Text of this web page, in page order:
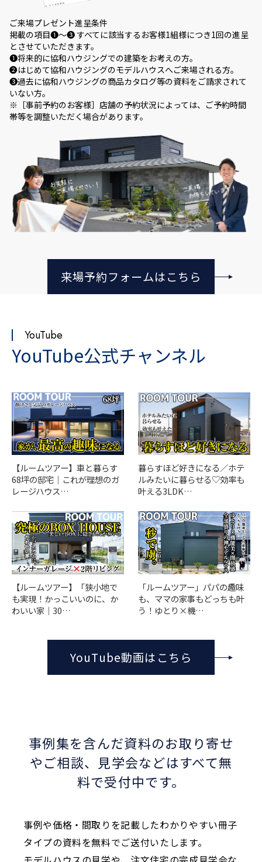
ご来場プレゼント進呈条件
掲載の項目❶～❸ すべてに該当するお客様1組様につき1回の進呈
とさせていただきます。
❶将来的に協和ハウジングでの建築をお考えの方。
❷はじめて協和ハウジングのモデルハウスへご来場される方。
❸過去に協和ハウジングの商品カタログ等の資料をご請求されて
いない方。
※［事前予約のお客様］店舗の予約状況によっては、ご予約時間
帯等を調整いただく場合があります。
来場予約フォームはこちら
YouTube
YouTube公式チャンネル
【ルームツアー】車と暮らす
68坪の邸宅｜これが理想のガ
レージハウス…
暮らすほど好きになる／ホテ
ルみたいに暮らせる♡効率も
叶える3LDK…
【ルームツアー】「狭小地で
も実現！かっこいいのに、か
わいい家｜30…
「ルームツアー」パパの趣味
も、ママの家事もどっちも叶
う！ゆとり×機…
YouTube動画はこちら
事例集を含んだ資料のお取り寄せ
やご相談、
見学会などはすべて無
料で受付中です。
事例や価格・間取りを記載したわかりやすい冊子
タイプの資料を無料でご送付いたします。